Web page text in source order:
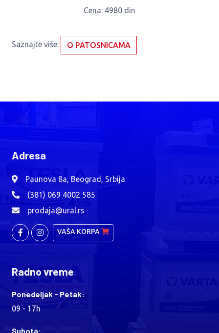
Cena: 4980 din
Saznajte više: O PATOSNICAMA
Adresa
Paunova 8a, Beograd, Srbija
(381) 069 4002 585
prodaja@ural.rs
VAŠA KORPA
Radno vreme
Ponedeljak - Petak:
09 - 17h
Subota: